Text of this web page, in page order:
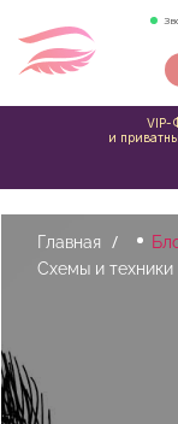
Главная
Схемы и
VIP-
и